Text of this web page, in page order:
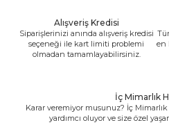
Alışveriş Kredisi
Siparişlerinizi anında alışveriş kredisi
seçeneği ile kart limiti problemi
olmadan tamamlayabilirsiniz.
en
İç Mimarlık
Karar veremiyor musunuz? İç
yardımcı oluyor ve size özel